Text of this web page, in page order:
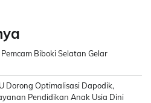
Biboki Selatan Gelar
Dorong Optimalisasi Dapodik,
Pendidikan Anak Usia Dini